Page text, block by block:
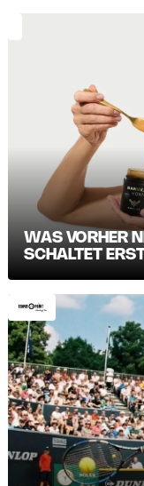
WAS VORHER
SCHALTET